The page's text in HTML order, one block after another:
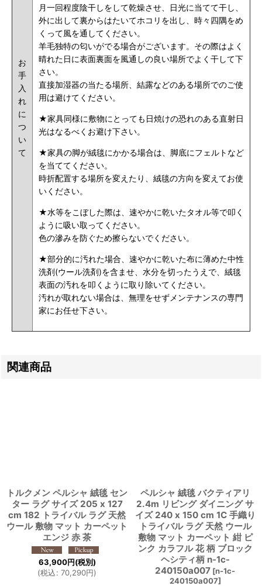
お
手
入
れ
に
つ
い
て
月一回程度陰干しをして乾燥させ、日光に当てて干し、
外に出して裏からはたいてホコリを出し、時々四隅をめ
くって風を通してください。
羊毛独特の匂いがでる場合がございます。その際はよく
晴れた日に表面裏面を風通しの良い場所でよく干して下
さい。
直接加湿器の当たる場所、結露などのある場所でのご使
用は避けてください。
★家具同様に敷物にとっても日焼けの恐れのある直射日
光はなるべくお避け下さい。
★家具の脚が絨毯にかかる場合は、脚底にフェルトなど
を当ててください。
時折配置する場所を変えたり、絨毯の方向を変えてお使
いください。
★水等をこぼした際は、速やかに乾いたタオル等で叩く
ように吸い取ってください。
色の滲みを防ぐため擦らないでください。
★部分的に汚れた場合、速やかに乾いた布に薄めた中性
洗剤(ウール洗剤)を含ませ、水分を切ったうえで、絨毯
表面の汚れを叩くように取り除いてください。
汚れが取れない場合は、無理をせずメンテナンスの専門
家にお任せ下さい。
関連商品
トルクメン ペルシャ 絨毯 セン
ター ラグ サイズ 205 x 127
cm 182 トライバル ラグ 天然
ウール 敷物 マット カーペット
エンジ 赤 茶
63,900円(税別)
(税込: 70,290円)
ペルシャ 絨毯 バクティアリ
2.4m リビング ダイニング サ
イズ 240 x 150 cm 1C 手織り
トライバル ラグ 天然 ウール
敷物 マット カーペット 紺 ピ
ンク カラフル 花 柄 ブロック
ヘシティ柄 n-1c-
240150a007 [n-1c-
240150a007]